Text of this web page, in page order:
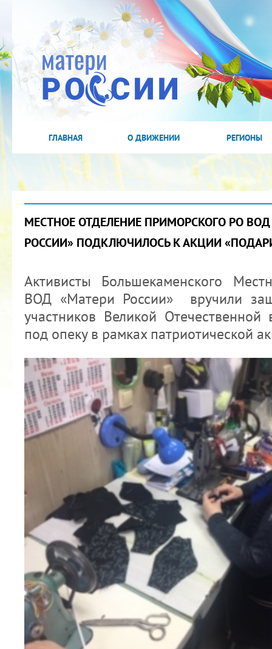
ГЛАВНАЯ О ДВИЖЕНИИ РЕГИОНЫ
МЕСТНОЕ ОТДЕЛЕНИЕ ПРИМОРСКОГО РО
РОССИИ» ПОДКЛЮЧИЛОСЬ К АКЦИИ
Активисты Большекаменского
ВОД «Матери России» вручили
участников Великой
под опеку в рамках патриотической
2022 ГОД ПРОВОЗГЛАШЕН ГОДОМ
МАТЕРИ В ЯКУТИИ
19.12.2021